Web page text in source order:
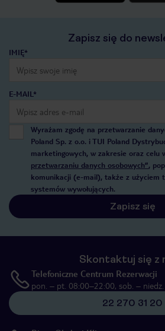
Zapisz się do
IMIĘ*
E-MAIL*
Wyrażam zgodę na przetwarzanie
Poland Sp. z o.o. i TUI Poland
marketingowych, w zakresie oraz celu
przetwarzaniu danych osobowych”,
komunikacji (e-mail), także z użyciem
systemów wywołujących.
Zapisz się
Skontaktuj się z
Telefoniczne Centrum Rezerwacji
pon. – pt. 08:00–22:00, sob. –
22 270 31 20